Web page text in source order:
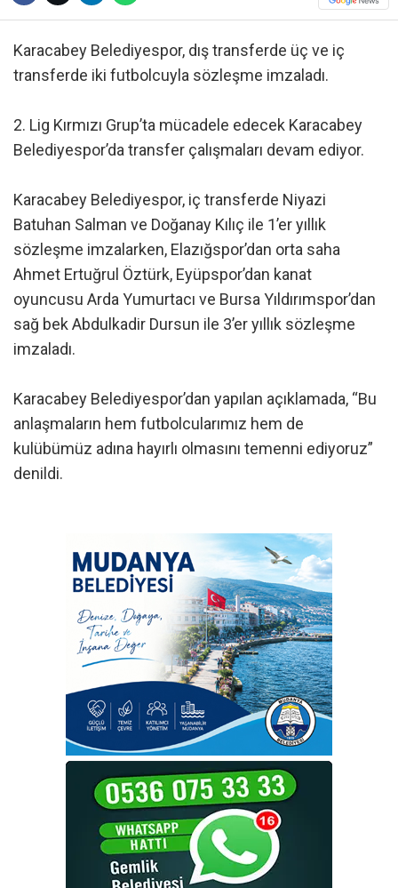
Karacabey Belediyespor, dış transferde üç ve iç
transferde iki futbolcuyla sözleşme imzaladı.
2. Lig Kırmızı Grup’ta mücadele edecek Karacabey
Belediyespor’da transfer çalışmaları devam ediyor.
Karacabey Belediyespor, iç transferde Niyazi
Batuhan Salman ve Doğanay Kılıç ile 1’er yıllık
sözleşme imzalarken, Elazığspor’dan orta saha
Ahmet Ertuğrul Öztürk, Eyüpspor’dan kanat
oyuncusu Arda Yumurtacı ve Bursa Yıldırımspor’dan
sağ bek Abdulkadir Dursun ile 3’er yıllık sözleşme
imzaladı.
Karacabey Belediyespor’dan yapılan açıklamada, “Bu
anlaşmaların hem futbolcularımız hem de
kulübümüz adına hayırlı olmasını temenni ediyoruz”
denildi.